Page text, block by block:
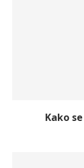
Kako